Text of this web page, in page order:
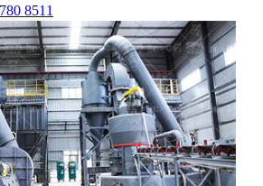
8511